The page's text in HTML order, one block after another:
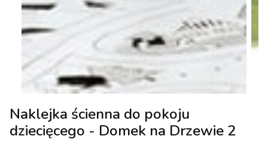
Naklejka ścienna do pokoju
dziecięcego - Domek na Drzewie 2